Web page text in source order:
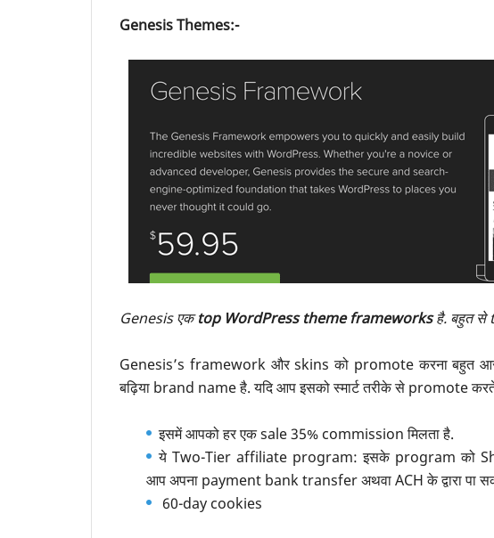
Genesis Themes:-
Genesis एकtop WordPress theme frameworksहै. बहुत से
Genesis’s framework और skins को promote करना बहुत
बढ़िया brand name है. यदि आप इसको स्मार्ट तरीके से promote
इसमें आपको हर एक sale 35% commission मिलता है.
ये Two-Tier affiliate program: इसके program को
आप अपना payment bank transfer अथवा ACH के द्वारा पा
60-day cookies